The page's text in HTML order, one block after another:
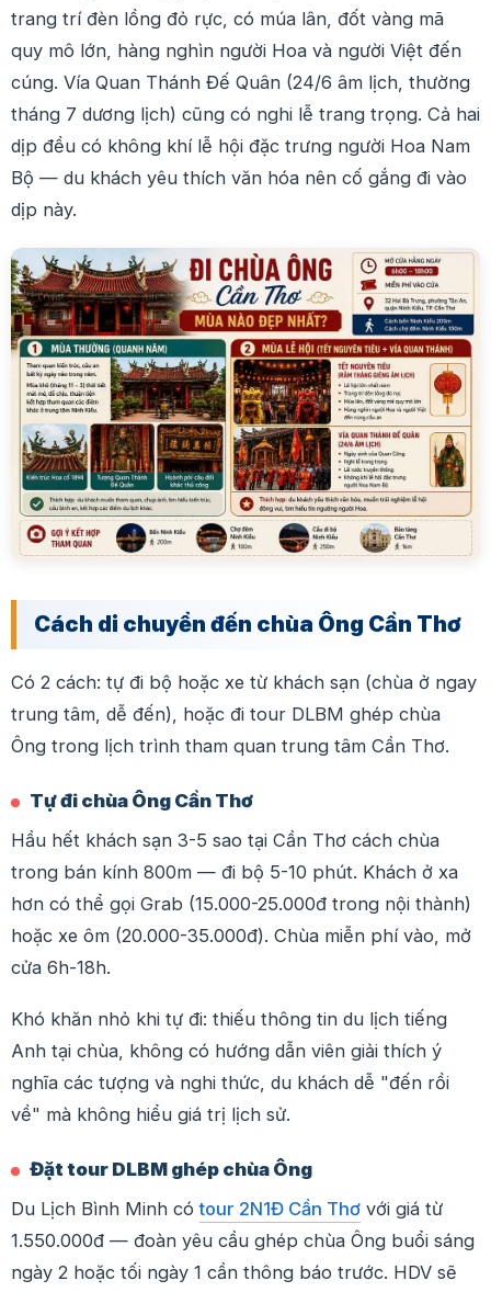
trang trí đèn lồng đỏ rực, có múa lân, đốt vàng mã
quy mô lớn, hàng nghìn người Hoa và người Việt đến
cúng. Vía Quan Thánh Đế Quân (24/6 âm lịch, thường
tháng 7 dương lịch) cũng có nghi lễ trang trọng. Cả hai
dịp đều có không khí lễ hội đặc trưng người Hoa Nam
Bộ — du khách yêu thích văn hóa nên cố gắng đi vào
dịp này.
Cách di chuyển đến chùa Ông Cần Thơ
Có 2 cách: tự đi bộ hoặc xe từ khách sạn (chùa ở ngay
trung tâm, dễ đến), hoặc đi tour DLBM ghép chùa
Ông trong lịch trình tham quan trung tâm Cần Thơ.
Tự đi chùa Ông Cần Thơ
Hầu hết khách sạn 3-5 sao tại Cần Thơ cách chùa
trong bán kính 800m — đi bộ 5-10 phút. Khách ở xa
hơn có thể gọi Grab (15.000-25.000đ trong nội thành)
hoặc xe ôm (20.000-35.000đ). Chùa miễn phí vào, mở
cửa 6h-18h.
Khó khăn nhỏ khi tự đi: thiếu thông tin du lịch tiếng
Anh tại chùa, không có hướng dẫn viên giải thích ý
nghĩa các tượng và nghi thức, du khách dễ "đến rồi
về" mà không hiểu giá trị lịch sử.
Đặt tour DLBM ghép chùa Ông
Du Lịch Bình Minh cótour 2N1Đ Cần Thơ với giá từ
1.550.000đ — đoàn yêu cầu ghép chùa Ông buổi sáng
ngày 2 hoặc tối ngày 1 cần thông báo trước. HDV sẽ